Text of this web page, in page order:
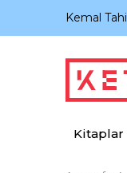
Kemal
Kitaplar